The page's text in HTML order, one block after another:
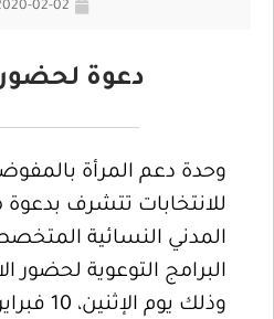
02-02
دعوة
وحدة دعم المرأة
للانتخابات تتشرف
المدني النسائية
البرامج التوعوية لحضور
وذلك يوم الإثنين، 10 فبراير 2020.